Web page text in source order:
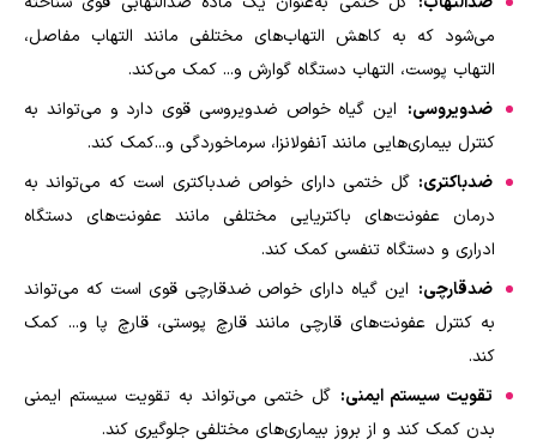
می‌شود که به کاهش التهاب‌های مختلفی مانند التهاب مفاصل،
التهاب پوست، التهاب دستگاه گوارش و... کمک می‌کند.
ضدویروسی: این گیاه خواص ضدویروسی قوی دارد و می‌تواند به
کنترل بیماری‌هایی مانند آنفولانزا، سرماخوردگی و...کمک کند.
ضدباکتری: گل ختمی دارای خواص ضدباکتری است که می‌تواند به
درمان عفونت‌های باکتریایی مختلفی مانند عفونت‌های دستگاه
ادراری و دستگاه تنفسی کمک کند.
ضدقارچی: این گیاه دارای خواص ضدقارچی قوی است که می‌تواند
به کنترل عفونت‌های قارچی مانند قارچ پوستی، قارچ پا و... کمک
کند.
تقویت سیستم ایمنی: گل ختمی می‌تواند به تقویت سیستم ایمنی
بدن کمک کند و از بروز بیماری‌های مختلفی جلوگیری کند.